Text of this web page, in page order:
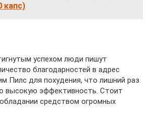
капс)
успехом люди пишут
благодарностей в адрес
Пилс для похудения, что лишний раз
высокую эффективность. Стоит
средством огромных